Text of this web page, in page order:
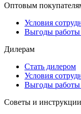
Оптовым
Условия
Выгоды
Дилерам
Стать дилером
Условия
Выгоды
Советы и инструкции